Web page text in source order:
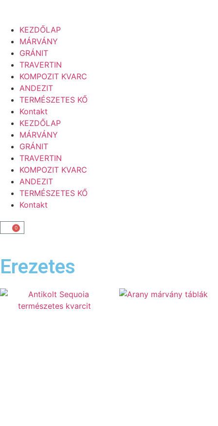
KEZDŐLAP
MÁRVÁNY
GRÁNIT
TRAVERTIN
KOMPOZIT KVARC
ANDEZIT
TERMÉSZETES KŐ
Kontakt
KEZDŐLAP
MÁRVÁNY
GRÁNIT
TRAVERTIN
KOMPOZIT KVARC
ANDEZIT
TERMÉSZETES KŐ
Kontakt
0
Erezetes